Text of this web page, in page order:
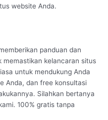
website Anda.
panduan dan
memastikan kelancaran situs
untuk mendukung Anda
Anda, dan free konsultasi
Silahkan bertanya
100% gratis tanpa